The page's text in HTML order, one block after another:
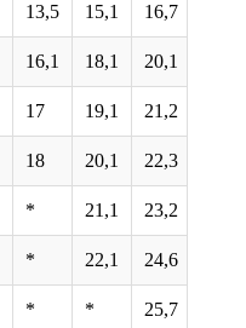
13,5 15,1 16,7
16,1 18,1 20,1
17 19,1 21,2
18 20,1 22,3
* 21,1 23,2
* 22,1 24,6
* * 25,7